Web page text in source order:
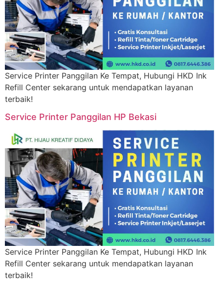
Service Printer Panggilan Ke Tempat, Hubungi HKD Ink
Refill Center sekarang untuk mendapatkan layanan
terbaik!
Service Printer Panggilan HP Bekasi
Service Printer Panggilan Ke Tempat, Hubungi HKD Ink
Refill Center sekarang untuk mendapatkan layanan
terbaik!